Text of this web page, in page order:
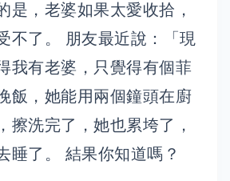
是，老婆如果太愛收拾，
不了。 朋友最近說：「現
我有老婆，只覺得有個菲
飯，她能用兩個鐘頭在廚
擦洗完了，她也累垮了，
睡了。 結果你知道嗎？